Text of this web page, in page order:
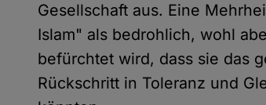
Gesellschaft aus. Eine
Islam" als bedrohlich, wohl
befürchtet wird, dass sie das
Rückschritt in Toleranz und